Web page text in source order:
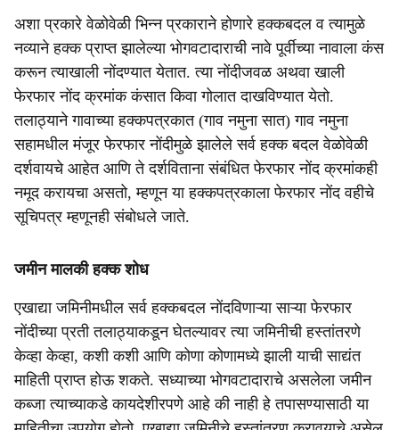
अशा प्रकारे वेळोवेळी भिन्न प्रकाराने होणारे हक्कबदल व त्यामुळे
नव्याने हक्क प्राप्त झालेल्या भोगवटादाराची नावे पूर्वीच्या नावाला कंस
करून त्याखाली नोंदण्यात येतात. त्या नोंदीजवळ अथवा खाली
फेरफार नोंद क्रमांक कंसात किवा गोलात दाखविण्यात येतो.
तलाठ्याने गावाच्या हक्कपत्रकात (गाव नमुना सात) गाव नमुना
सहामधील मंजूर फेरफार नोंदीमुळे झालेले सर्व हक्क बदल वेळोवेळी
दर्शवायचे आहेत आणि ते दर्शविताना संबंधित फेरफार नोंद क्रमांकही
नमूद करायचा असतो, म्हणून या हक्कपत्रकाला फेरफार नोंद वहीचे
सूचिपत्र म्हणूनही संबोधले जाते.
जमीन मालकी हक्क शोध
एखाद्या जमिनीमधील सर्व हक्कबदल नोंदविणाऱ्या साऱ्या फेरफार
नोंदीच्या प्रती तलाठ्याकडून घेतल्यावर त्या जमिनीची हस्तांतरणे
केव्हा केव्हा, कशी कशी आणि कोणा कोणामध्ये झाली याची साद्यंत
माहिती प्राप्त होऊ शकते. सध्याच्या भोगवटादाराचे असलेला जमीन
कब्जा त्याच्याकडे कायदेशीरपणे आहे की नाही हे तपासण्यासाठी या